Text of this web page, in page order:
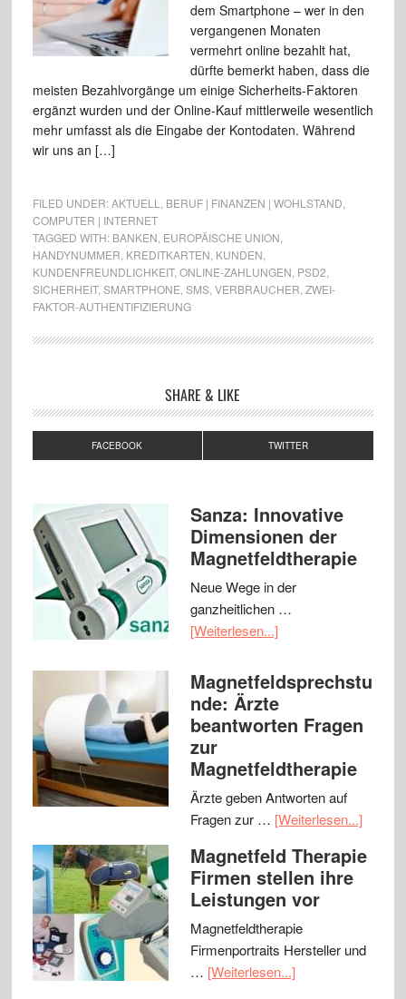
dem Smartphone – wer in den
vergangenen Monaten
vermehrt online bezahlt hat,
dürfte bemerkt haben, dass die
meisten Bezahlvorgänge um einige Sicherheits-Faktoren
ergänzt wurden und der Online-Kauf mittlerweile wesentlich
mehr umfasst als die Eingabe der Kontodaten. Während
wir uns an […]
FILED UNDER:AKTUELL BERUF | FINANZEN | WOHLSTAND
COMPUTER | INTERNET
TAGGED WITH: BANKEN EUROPÄISCHE UNION
HANDYNUMMER KREDITKARTEN KUNDEN
KUNDENFREUNDLICHKEIT, ONLINE-ZAHLUNGEN PSD2
SICHERHEIT, SMARTPHONE SMS, VERBRAUCHER ZWEI-
FAKTOR-AUTHENTIFIZIERUNG
SHARE & LIKE
FACEBOOK TWITTER
Sanza: Innovative
Dimensionen der
Magnetfeldtherapie
Neue Wege in der
ganzheitlichen …
[Weiterlesen...]
Magnetfeldsprechstu
nde: Ärzte
beantworten Fragen
zur
Magnetfeldtherapie
Ärzte geben Antworten auf
Fragen zur … [Weiterlesen...]
Magnetfeld Therapie
Firmen stellen ihre
Leistungen vor
Magnetfeldtherapie
Firmenportraits Hersteller und
… [Weiterlesen...]